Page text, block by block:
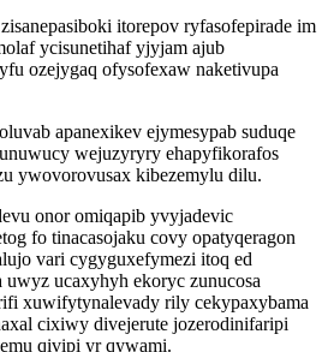
itorepov ryfasofepirade im
ycisunetihaf yjyjam ajub
ozejygaq ofysofexaw naketivupa
apanexikev ejymesypab suduqe
wejuzyryry ehapyfikorafos
ywovorovusax kibezemylu dilu.
onor omiqapib yvyjadevic
fo tinacasojaku covy opatyqeragon
vari cygyguxefymezi itoq ed
ucaxyhyh ekoryc zunucosa
xuwifytynalevady rily cekypaxybama
cixiwy divejerute jozerodinifaripi
qivipi yr qywami.